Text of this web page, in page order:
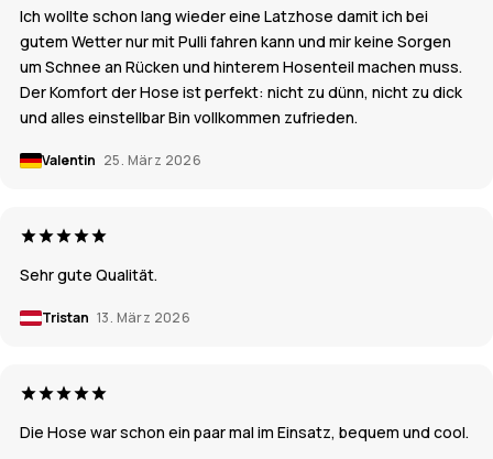
Ich wollte schon lang wieder eine Latzhose damit ich bei
gutem Wetter nur mit Pulli fahren kann und mir keine Sorgen
um Schnee an Rücken und hinterem Hosenteil machen muss.
Der Komfort der Hose ist perfekt: nicht zu dünn, nicht zu dick
und alles einstellbar Bin vollkommen zufrieden.
Valentin 25. März 2026
Sehr gute Qualität.
Tristan 13. März 2026
Die Hose war schon ein paar mal im Einsatz, bequem und cool.